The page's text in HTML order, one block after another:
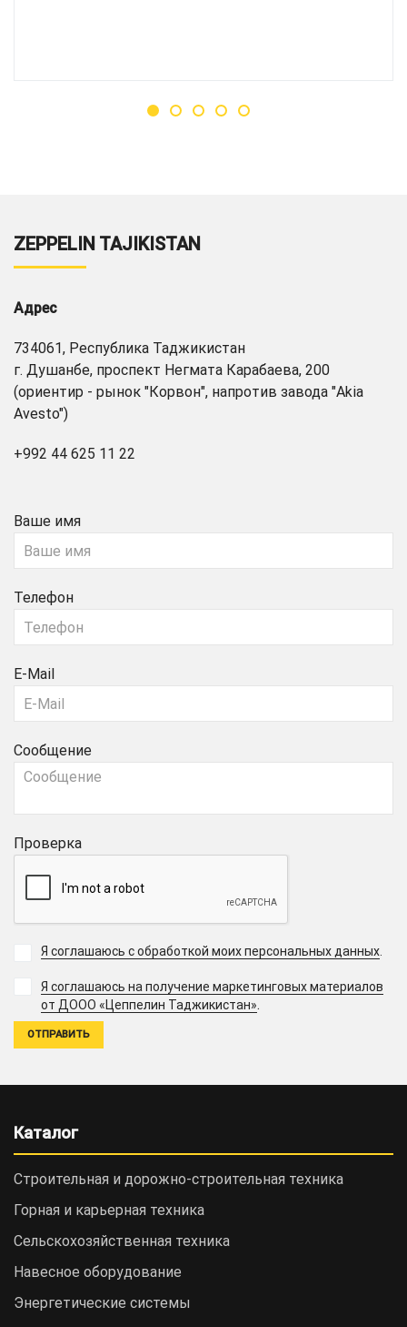
ZEPPELIN TAJIKISTAN
Адрес
734061, Республика Таджикистан
г. Душанбе, проспект Негмата Карабаева, 200
(ориентир - рынок "Корвон", напротив завода "Akia
Avesto")
+992 44 625 11 22
Ваше имя
Телефон
E-Mail
Сообщение
Проверка
Я соглашаюсь с обработкой моих персональных данных
Я соглашаюсь на получение маркетинговых материалов
от ДООО «Цеппелин Таджикистан».
Каталог
Строительная и дорожно-cтроительная техника
Горная и карьерная техника
Сельскохозяйственная техника
Навесное оборудование
Энергетические системы